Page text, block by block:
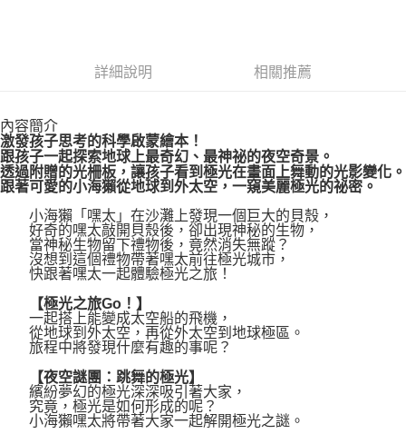
博客來商品配送方式
每筆NT$80，滿NT$1,000(含以上)免運費
詳細說明 相關推薦
內容簡介
激發孩子思考的科學啟蒙繪本！
跟孩子一起探索地球上最奇幻、最神祕的夜空奇景。
透過附贈的光柵板，讓孩子看到極光在畫面上舞動的光影變化。
跟著可愛的小海獺從地球到外太空，一窺美麗極光的祕密。
小海獺「嘿太」在沙灘上發現一個巨大的貝殼，
好奇的嘿太敲開貝殼後，卻出現神秘的生物，
當神秘生物留下禮物後，竟然消失無蹤？
沒想到這個禮物帶著嘿太前往極光城市，
快跟著嘿太一起體驗極光之旅！
【極光之旅Go！】
一起搭上能變成太空船的飛機，
從地球到外太空，再從外太空到地球極區。
旅程中將發現什麼有趣的事呢？
【夜空謎團：跳舞的極光】
繽紛夢幻的極光深深吸引著大家，
究竟，極光是如何形成的呢？
小海獺嘿太將帶著大家一起解開極光之謎。